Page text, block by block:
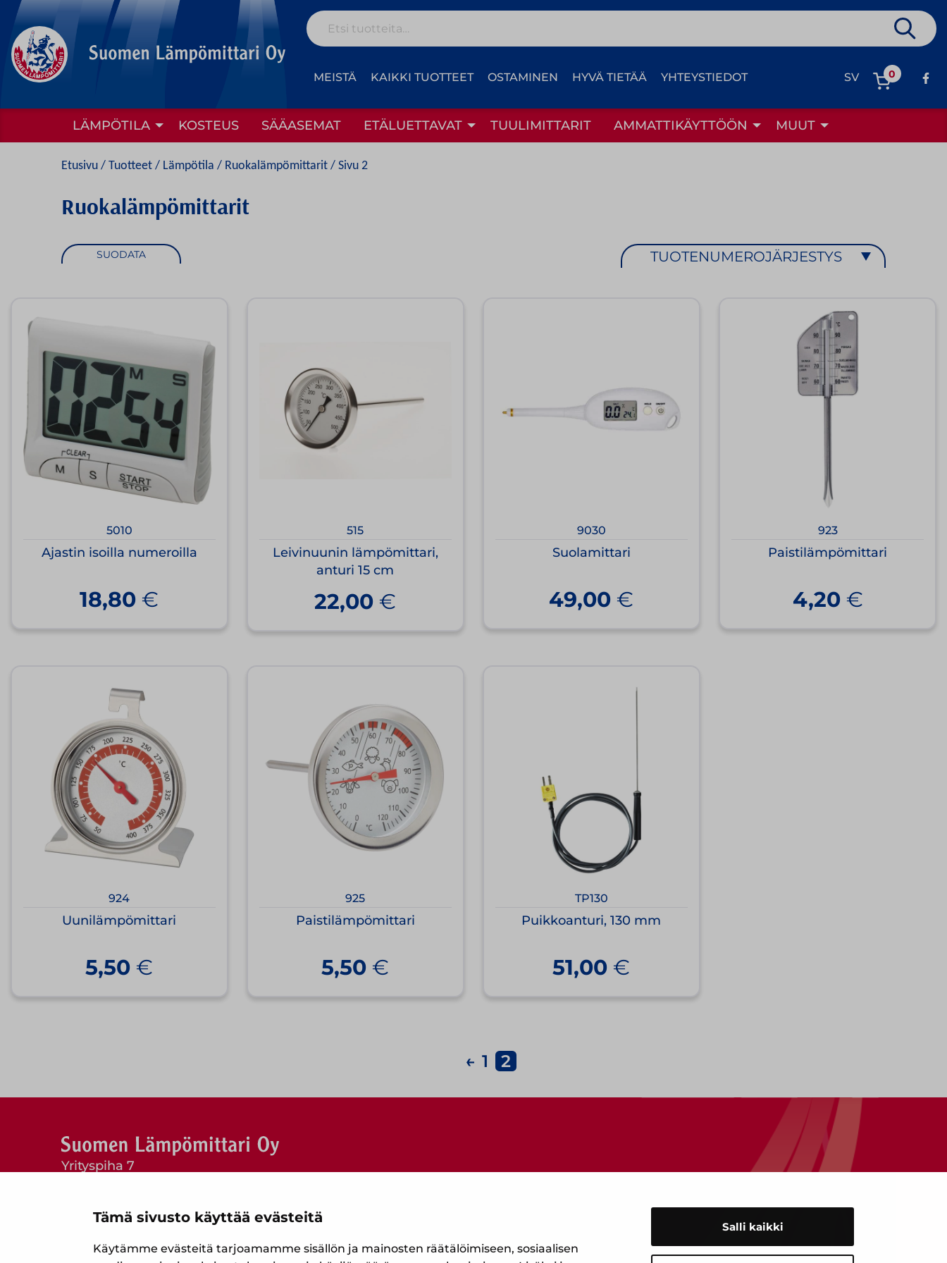
Tämä sivusto käyttää evästeitä
Käytämme evästeitä tarjoamamme sisällön ja mainosten räätälöimiseen, sosiaalisen
Salli kaikki
content
Etsi:
MEISTÄ KAIKKI TUOTTEET OSTAMINEN HYVÄ TIETÄÄ YHTEYSTIEDOT SV 0
LÄMPÖTILA KOSTEUS SÄÄASEMAT ETÄLUETTAVAT TUULIMITTARIT AMMATTIKÄYTTÖÖN MUUT
Etusivu / Tuotteet / Lämpötila / Ruokalämpömittarit / Sivu 2
Ruokalämpömittarit
SUODATA TUOTENUMEROJÄRJESTYS
5010
Ajastin isoilla numeroilla
18,80 €
515
Leivinuunin lämpömittari,
anturi 15 cm
22,00 €
9030
Suolamittari
49,00 €
923
Paistilämpömittari
4,20 €
924
Uunilämpömittari
5,50 €
925
Paistilämpömittari
5,50 €
TP130
Puikkoanturi, 130 mm
51,00 €
← 1 2
Yrityspiha 7
myynti@suomenlampomittari.fi